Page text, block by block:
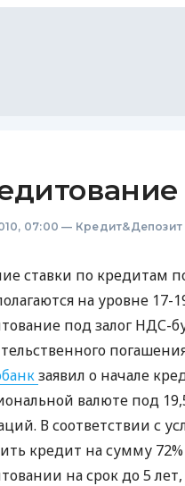
07:00 — Кредит&Депозит
ставки по кредитам
на уровне 17-
под залог НДС-
заявил о начале
валюте под
В соответствии с
кредит на сумму
на срок до 5